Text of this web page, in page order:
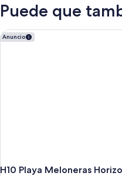
Puede que
Anuncio
H10 Playa Meloneras
H10 Playa Meloneras